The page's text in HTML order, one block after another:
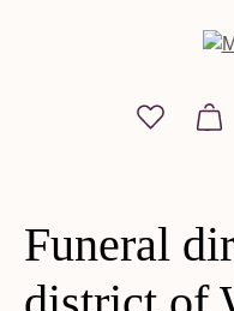
You
Funeral